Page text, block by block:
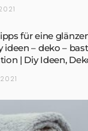
für eine
ideen – deko –
| Diy Ideen,